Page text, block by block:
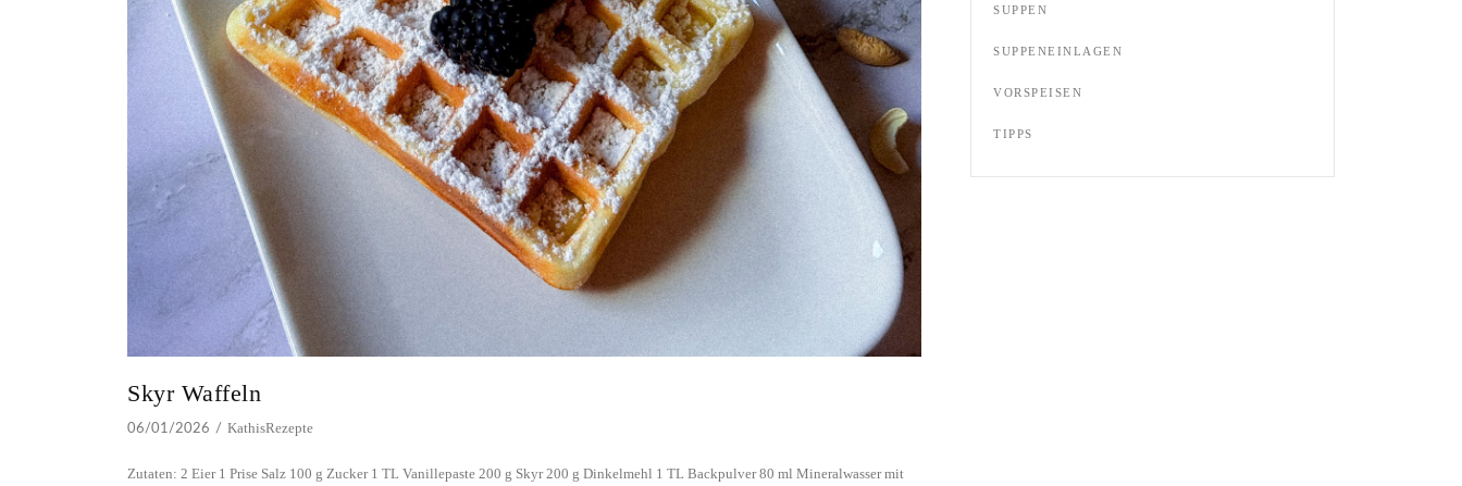
Skyr Waffeln
06/01/2026 KathisRezepte
Zutaten: 2 Eier 1 Prise Salz 100 g Zucker 1 TL Vanillepaste 200 g Skyr 200 g Dinkelmehl 1 TL Backpulver 80 ml Mineralwasser mit
SUPPEN
SUPPENEINLAGEN
VORSPEISEN
TIPPS